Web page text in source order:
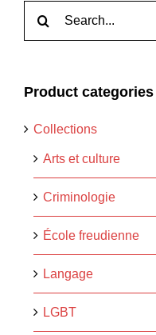
Product categories
Collections
Arts et culture
Criminologie
École freudienne
Langage
LGBT